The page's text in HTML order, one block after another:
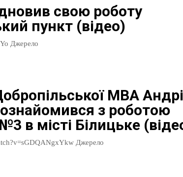
свою роботу
пункт (відео)
https://youtu.be/BY3KlpgMcYo Джерело
МВА
з роботою
в місті Білицьке
https://www.youtube.com/watch?v=sGDQANgxYkw Джерело